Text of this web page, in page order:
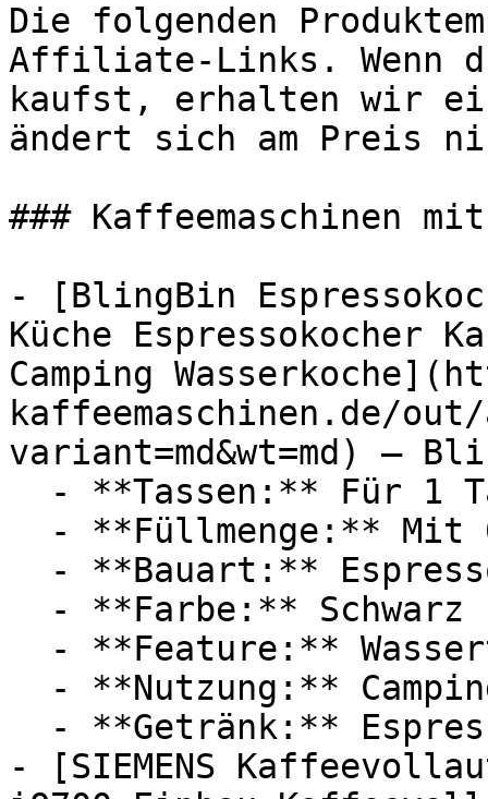
Die folgenden
Affiliate-Links. Wenn
kaufst, erhalten wir
ändert sich am Preis
### Kaffeemaschinen
- [BlingBin
Küche Espressokocher
Camping
kaffeemaschinen.de/out/
variant=md&wt=md) —
- [SIEMENS